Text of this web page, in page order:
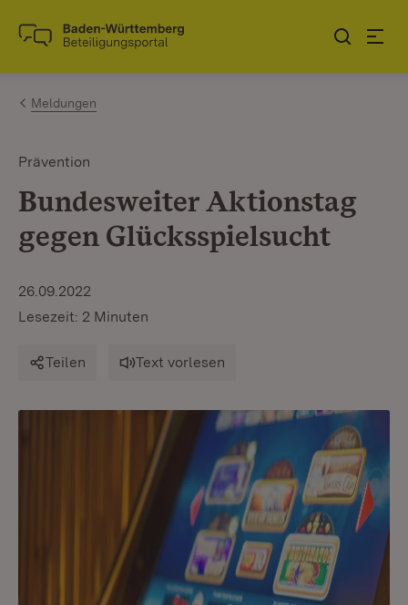
Zum Inhalt springen
Link zur Startseite
Meldungen
Prävention
Bundesweiter Aktionstag
gegen Glücksspielsucht
26.09.2022
Lesezeit: 2 Minuten
Teilen Text vorlesen